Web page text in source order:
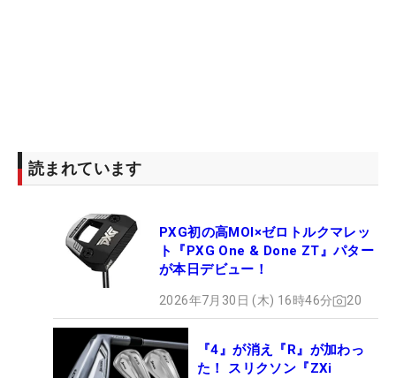
読まれています
PXG初の高MOI×ゼロトルクマレッ
ト『PXG One & Done ZT』パター
が本日デビュー！
2026年7月30日 (木) 16時46分 20
『4』が消え『R』が加わっ
た！ スリクソン『ZXi